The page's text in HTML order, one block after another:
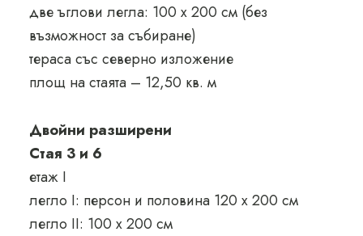
две ъглови легла: 100 х 200 см (без
възможност за събиране)
тераса със северно изложение
площ на стаята – 12,50 кв. м
Двойни разширени
Стая 3 и 6
етаж I
легло I: персон и половина 120 х 200 см
легло II: 100 х 200 см